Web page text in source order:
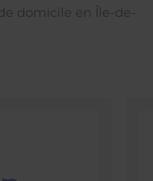
domicile en Île-de-